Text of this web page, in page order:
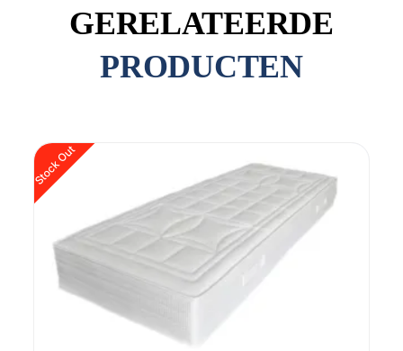
GERELATEERDE
PRODUCTEN
Stock Out